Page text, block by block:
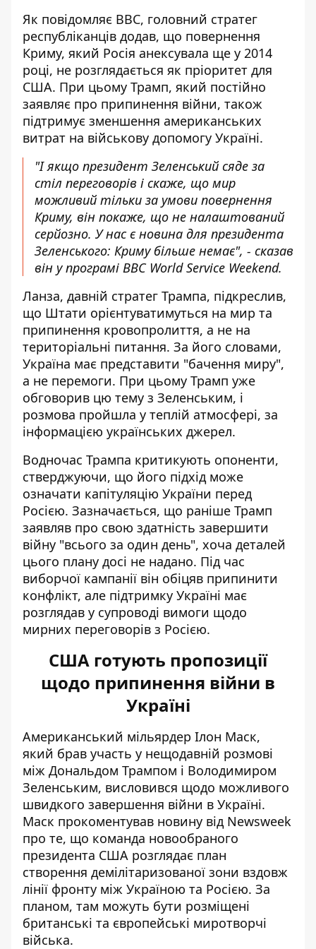
Як повідомляє ВВС, головний стратег
республіканців додав, що повернення
Криму, який Росія анексувала ще у 2014
році, не розглядається як пріоритет для
США. При цьому Трамп, який постійно
заявляє про припинення війни, також
підтримує зменшення американських
витрат на військову допомогу Україні.
"І якщо президент Зеленський сяде за
стіл переговорів і скаже, що мир
можливий тільки за умови повернення
Криму, він покаже, що не налаштований
серйозно. У нас є новина для президента
Зеленського: Криму більше немає", - сказав
він у програмі BBC World Service Weekend.
Ланза, давній стратег Трампа, підкреслив,
що Штати орієнтуватимуться на мир та
припинення кровопролиття, а не на
територіальні питання. За його словами,
Україна має представити "бачення миру",
а не перемоги. При цьому Трамп уже
обговорив цю тему з Зеленським, і
розмова пройшла у теплій атмосфері, за
інформацією українських джерел.
Водночас Трампа критикують опоненти,
стверджуючи, що його підхід може
означати капітуляцію України перед
Росією. Зазначається, що раніше Трамп
заявляв про свою здатність завершити
війну "всього за один день", хоча деталей
цього плану досі не надано. Під час
виборчої кампанії він обіцяв припинити
конфлікт, але підтримку Україні має
розглядав у супроводі вимоги щодо
мирних переговорів з Росією.
США готують пропозиції
щодо припинення війни в
Україні
Американський мільярдер Ілон Маск,
який брав участь у нещодавній розмові
між Дональдом Трампом і Володимиром
Зеленським, висловився щодо можливого
швидкого завершення війни в Україні.
Маск прокоментував новину від Newsweek
про те, що команда новообраного
президента США розглядає план
створення демілітаризованої зони вздовж
лінії фронту між Україною та Росією. За
планом, там можуть бути розміщені
британські та європейські миротворчі
війська.